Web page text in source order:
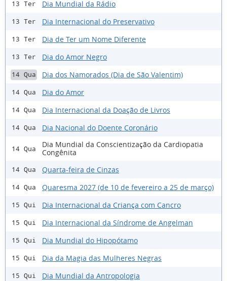
13 Ter Dia Mundial da Rádio
13 Ter Dia Internacional do Preservativo
13 Ter Dia de Ter um Nome Diferente
13 Ter Dia do Amor Negro
14 Qua Dia dos Namorados (Dia de São Valentim)
14 Qua Dia do Amor
14 Qua Dia Internacional da Doação de Livros
14 Qua Dia Nacional do Doente Coronário
14 Qua
Dia Mundial da Conscientização da Cardiopatia
Congênita
14 Qua Quarta-feira de Cinzas
14 Qua Quaresma 2027 (de 10 de fevereiro a 25 de março)
15 Qui Dia Internacional da Criança com Cancro
15 Qui Dia Internacional da Síndrome de Angelman
15 Qui Dia Mundial do Hipopótamo
15 Qui Dia da Magia das Mulheres Negras
15 Qui Dia Mundial da Antropologia